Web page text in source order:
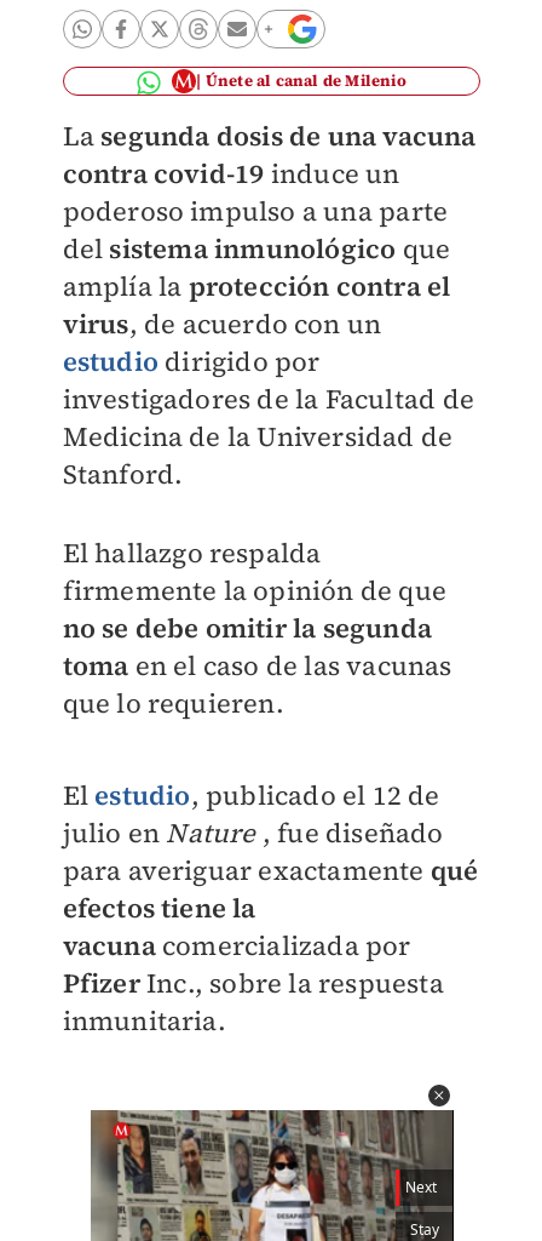
Únete al canal de Milenio
Lasegunda dosis de una vacuna
contra covid-19 induce un
poderoso impulso a una parte
del sistema inmunológico que
amplía la protección contra el
virus, de acuerdo con un
estudio dirigido por
investigadores de la Facultad de
Medicina de la Universidad de
Stanford.
El hallazgo respalda
firmemente la opinión de que
no se debe omitir la segunda
toma en el caso de las vacunas
que lo requieren.
El estudio, publicado el 12 de
julio en Nature, fue diseñado
para averiguar exactamente qué
efectos tiene la
vacunacomercializada por
PfizerInc., sobre la respuesta
inmunitaria.